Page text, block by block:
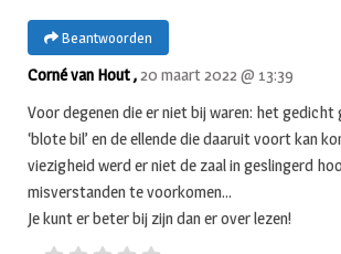
Beantwoorden
Corné van Hout ,20 maart 2022 @ 13:39
Voor degenen die er niet bij waren: het gedicht
‘blote bil’ en de ellende die daaruit voort kan
viezigheid werd er niet de zaal in geslingerd
misverstanden te voorkomen…
Je kunt er beter bij zijn dan er over lezen!